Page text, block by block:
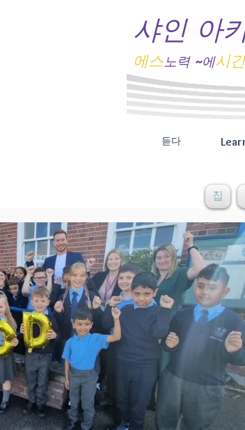
샤인 아
에스노력 ~에시간
듣다
집